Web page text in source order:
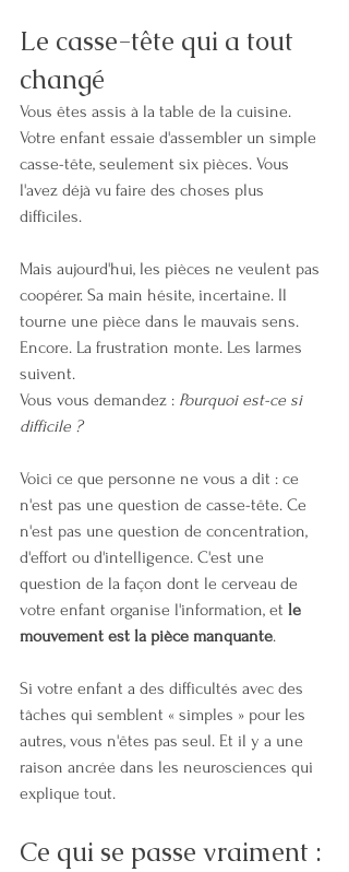
Le casse-tête qui a tout
changé
Vous êtes assis à la table de la cuisine.
Votre enfant essaie d'assembler un simple
casse-tête, seulement six pièces. Vous
l'avez déjà vu faire des choses plus
difficiles.
Mais aujourd'hui, les pièces ne veulent pas
coopérer. Sa main hésite, incertaine. Il
tourne une pièce dans le mauvais sens.
Encore. La frustration monte. Les larmes
suivent.
Vous vous demandez : Pourquoi est-ce si
difficile ?
Voici ce que personne ne vous a dit : ce
n'est pas une question de casse-tête. Ce
n'est pas une question de concentration,
d'effort ou d'intelligence. C'est une
question de la façon dont le cerveau de
votre enfant organise l'information, et le
mouvement est la pièce manquante.
Si votre enfant a des difficultés avec des
tâches qui semblent « simples » pour les
autres, vous n'êtes pas seul. Et il y a une
raison ancrée dans les neurosciences qui
explique tout.
Ce qui se passe vraiment :